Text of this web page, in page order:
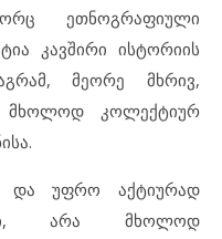
ეთნოგრაფიული
კავშირი ისტორიის
მეორე მხრივ,
მხოლოდ კოლექტიურ
უფრო აქტიურად
არა მხოლოდ